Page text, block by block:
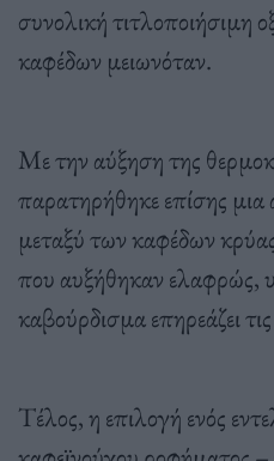
συνολική
καφέδων μειωνόταν.
Με την αύξηση της
παρατηρήθηκε επίσης
μεταξύ των καφέδων
που αυξήθηκαν ελαφρώς,
καβούρδισμα επηρεάζει
Τέλος, η επιλογή ενός